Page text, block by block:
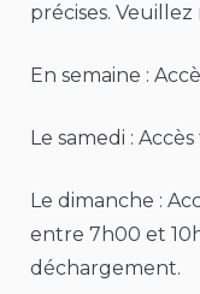
précises.
En semaine :
Le samedi :
Le dimanche :
entre 7h00 et
déchargement.